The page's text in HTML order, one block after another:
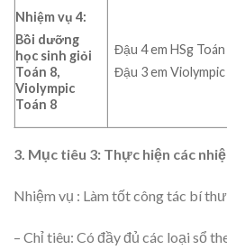
Nhiệm vụ 4:
Bồi dưỡng
học sinh giỏi
Toán 8,
Violympic
Toán 8
Đậu 4 em HSg Toán
Đậu 3 em Violympic
3. Mục tiêu 3: Thực hiện các
Nhiệm vụ : Làm tốt công tác bí thư
– Chỉ tiêu: Có đầy đủ các loại sổ